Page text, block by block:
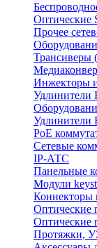
Оптические
Прочее
Трансиверы
Инжекторы
Удлинители
Удлинители
PoE
Сетевые
IP-АТС
Панельные
Модули
Коннекторы
Оптические
Оптические
Протяжки,